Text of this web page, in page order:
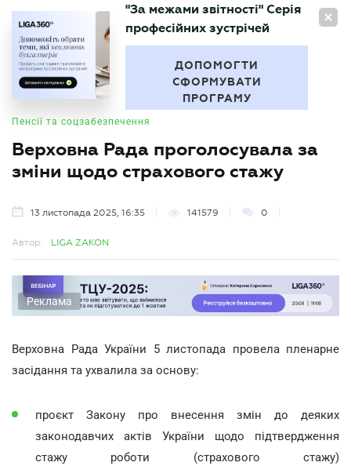
UA
БУХГАЛТЕР
"За межами звітності" Серія
професійних зустрічей
ДОПОМОГТИ
СФОРМУВАТИ
ПРОГРАМУ
Пенсії та соцзабезпечення
Верховна Рада проголосувала за
зміни щодо страхового стажу
13 листопада 2025, 16:35 141579 0
Автор: LIGA ZAKON
Реклама
Верховна Рада України 5 листопада провела пленарне
засідання та ухвалила за основу:
проєкт Закону про внесення змін до деяких
законодавчих актів України щодо підтвердження
стажу роботи (страхового стажу)